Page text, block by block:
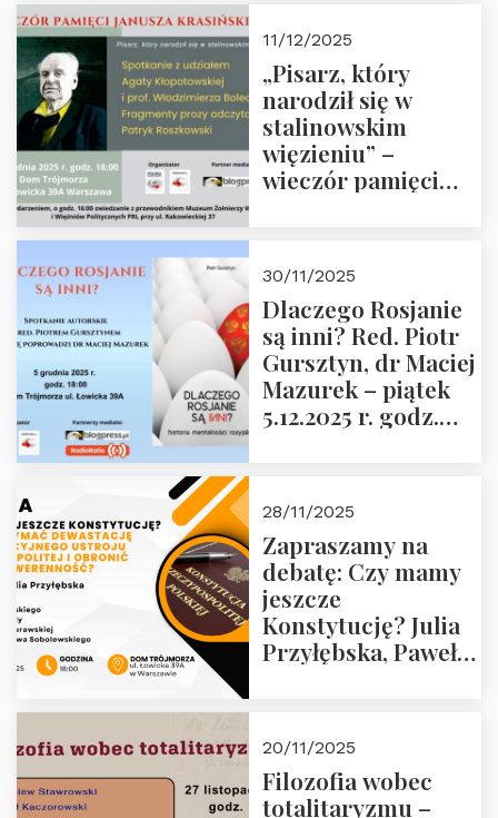
11/12/2025
„Pisarz, który
narodził się w
stalinowskim
więzieniu” –
wieczór pamięci
zwiedzanie
Muzeum Żołnierzy
Wyklętych i
Więźniów
Politycznych PRL o
godz. 16:00 – 19
30/11/2025
Dlaczego Rosjanie
są inni? Red. Piotr
Gursztyn, dr Maciej
Mazurek – piątek
5.12.2025 r. godz.
28/11/2025
Zapraszamy na
debatę: Czy mamy
jeszcze
Konstytucję? Julia
Przyłębska, Paweł
Przemysław
Sobolewski – 4
grudnia 2025 r.
20/11/2025
Filozofia wobec
totalitaryzmu –